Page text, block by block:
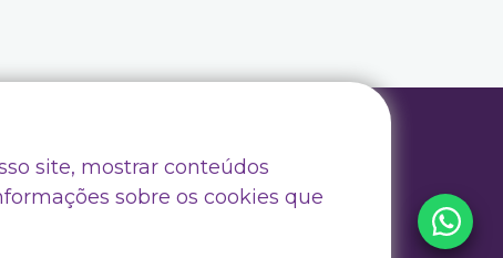
Drive Certificados
Drive Outlet
site, mostrar conteúdos
sobre os cookies que